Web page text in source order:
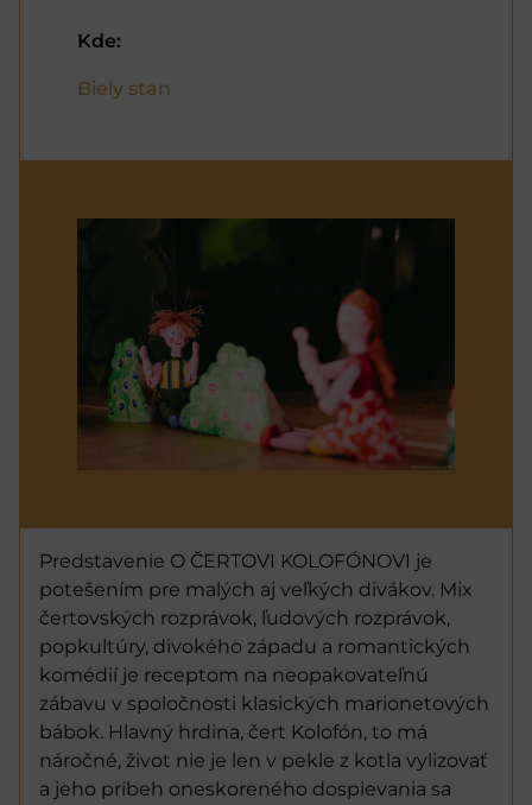
Kde:
Biely stan
Predstavenie O ČERTOVI KOLOFÓNOVI je
potešením pre malých aj veľkých divákov. Mix
čertovských rozprávok, ľudových rozprávok,
popkultúry, divokého západu a romantických
komédií je receptom na neopakovateľnú
zábavu v spoločnosti klasických marionetových
bábok. Hlavný hrdina, čert Kolofón, to má
náročné, život nie je len v pekle z kotla vylizovať
a jeho príbeh oneskoreného dospievania sa